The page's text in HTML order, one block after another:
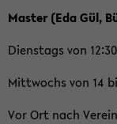
Mas­ter (Eda Gül,
Diens­tags von
Mitt­wochs von 14
Vor Ort nach